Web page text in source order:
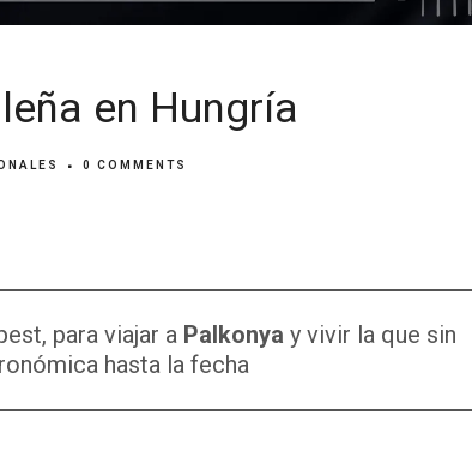
en Hungría
0 COMMENTS
para viajar a Palkonya y vivir la que sin
hasta la fecha